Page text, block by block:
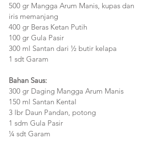
500 gr Mangga Arum Manis, kupas dan
iris memanjang
400 gr Beras Ketan Putih
100 gr Gula Pasir
300 ml Santan dari ½ butir kelapa
1 sdt Garam
Bahan Saus:
300 gr Daging Mangga Arum Manis
150 ml Santan Kental
3 lbr Daun Pandan, potong
1 sdm Gula Pasir
¼ sdt Garam